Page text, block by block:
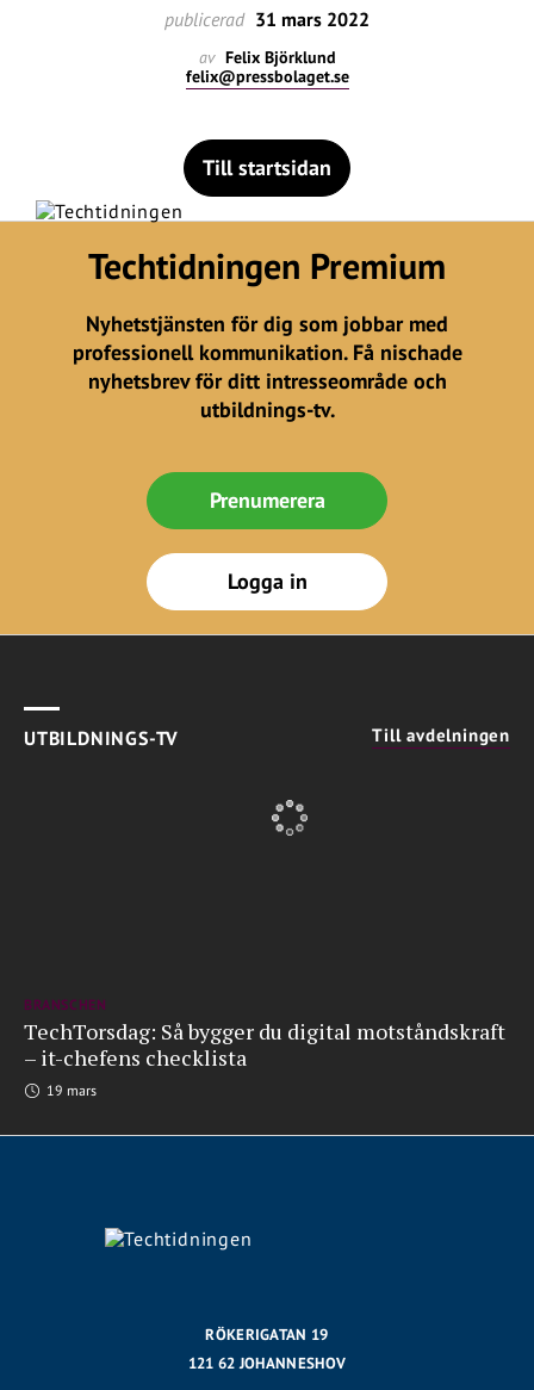
publicerad 31 mars 2022
av Felix Björklund
felix@pressbolaget.se
Till startsidan
Techtidningen Premium
Nyhetstjänsten för dig som jobbar med
professionell kommunikation. Få nischade
nyhetsbrev för ditt intresseområde och
utbildnings-tv.
Prenumerera
Logga in
UTBILDNINGS-TV Till avdelningen
BRANSCHEN
TechTorsdag: Så bygger du digital motståndskraft
– it-chefens checklista
19 mars
RÖKERIGATAN 19
121 62 JOHANNESHOV